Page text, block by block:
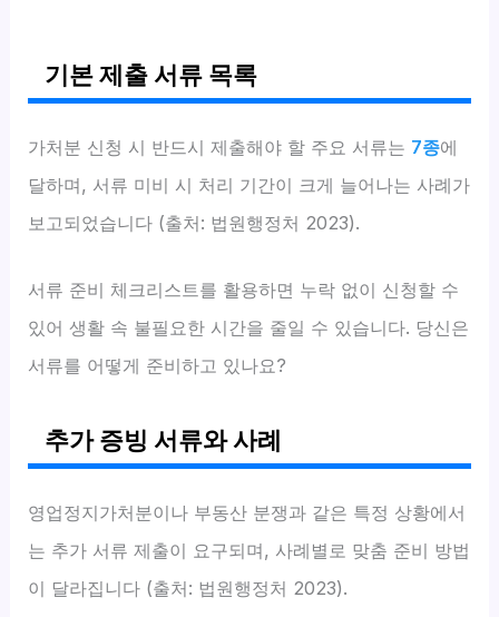
기본 제출 서류 목록
가처분 신청 시 반드시 제출해야 할 주요 서류는 7종에
달하며, 서류 미비 시 처리 기간이 크게 늘어나는 사례가
보고되었습니다 (출처: 법원행정처 2023).
서류 준비 체크리스트를 활용하면 누락 없이 신청할 수
있어 생활 속 불필요한 시간을 줄일 수 있습니다. 당신은
서류를 어떻게 준비하고 있나요?
추가 증빙 서류와 사례
영업정지가처분이나 부동산 분쟁과 같은 특정 상황에서
는 추가 서류 제출이 요구되며, 사례별로 맞춤 준비 방법
이 달라집니다 (출처: 법원행정처 2023).